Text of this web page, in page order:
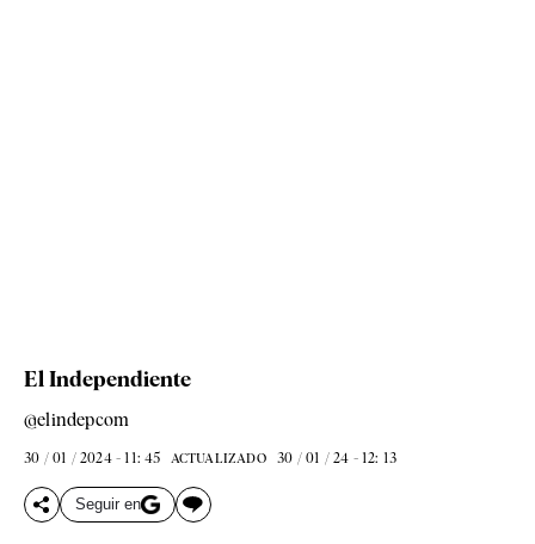
El Independiente
@elindepcom
30 / 01 / 2024 - 11: 45 ACTUALIZADO 30 / 01 / 24 - 12: 13
Seguir en